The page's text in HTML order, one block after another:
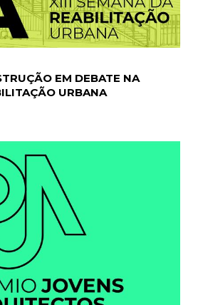
EM DEBATE NA
URBANA